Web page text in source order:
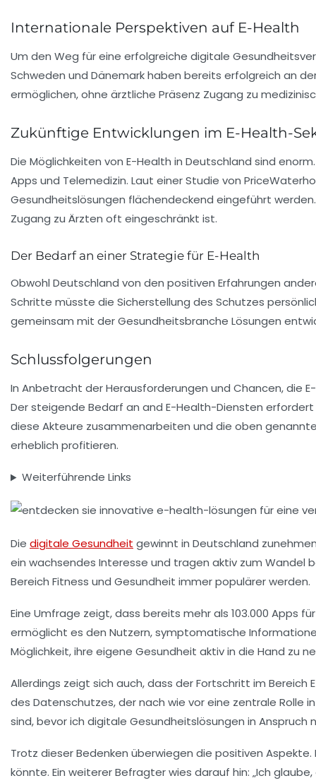
Internationale Perspektiven auf E-Health
Um den Weg für eine erfolgreiche digitale
Schweden und Dänemarkhaben bereits erfolgreich an
ermöglichen, ohne ärztliche Präsenz Zugang zu
Zukünftige Entwicklungen im E-Health-
Die Möglichkeiten von E-Health in Deutschland sind
Apps und Telemedizin. Laut einerStudie von
Gesundheitslösungen flächendeckend eingeführt
Zugang zu Ärzten oft eingeschränkt ist.
Der Bedarf an einer Strategie für E-Health
Obwohl Deutschland von den positiven Erfahrungen
Schritte müsste die Sicherstellung des Schutzes
gemeinsam mit der Gesundheitsbranche Lösungen
Schlussfolgerungen
In Anbetracht der Herausforderungen und Chancen, die
Der steigende Bedarf an and E-Health-Diensten
diese Akteure zusammenarbeiten und die oben
erheblich profitieren.
Weiterführende Links
Die digitale Gesundheit gewinnt in Deutschland
ein wachsendes Interesse und tragen aktiv zum Wandel
Bereich Fitness und Gesundheit immer populärer werden.
Eine Umfrage zeigt, dass bereits mehr als 103.000 Apps
ermöglicht es den Nutzern,symptomatische
Möglichkeit, ihre eigene Gesundheit aktiv in die Hand zu
Allerdings zeigt sich auch, dass der Fortschritt im
des Datenschutzes, der nach wie vor eine zentrale Rolle
sind, bevor ich digitale Gesundheitslösungen in Anspruch
Trotz dieser Bedenken überwiegen die positiven
könnte. Ein weiterer Befragter wies darauf hin: „Ich